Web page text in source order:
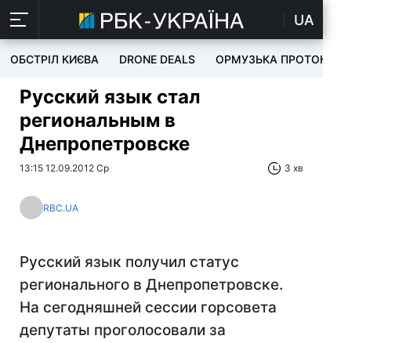
UA
ОБСТРІЛ КИЄВА DRONE DEALS ОРМУЗЬКА ПРОТОКА
Русский язык стал
региональным в
Днепропетровске
13:15 12.09.2012 Ср 3 хв
RBC.UA
Русский язык получил статус
регионального в Днепропетровске.
На сегодняшней сессии горсовета
депутаты проголосовали за